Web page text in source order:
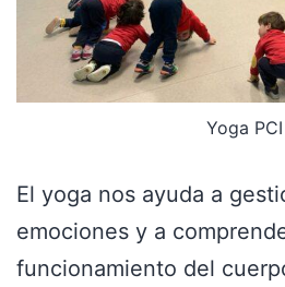
Yoga PCI
El yoga nos ayuda a
emociones y a
funcionamiento del